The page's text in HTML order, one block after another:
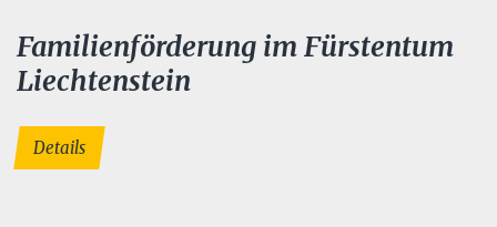
Familienförderung im Fürstentum
Liechtenstein
Details